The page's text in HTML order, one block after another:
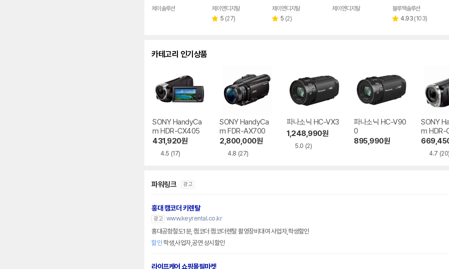
제이솔루션 제이엔디지탈
별 5 리
(27)
제이엔디지탈
별 5 리
(2)
제이엔디지탈
페이
블루텍솔루션
별 4.93 리
(103)
카테고리 인기상품
SONY HandyCa
m HDR-CX405
431,920원
4.5 (17)
SONY HandyCa
m FDR-AX700
2,800,000원
4.8 (27)
파나소닉 HC-VX3
1,248,990원
5.0 (2)
파나소닉 HC-V90
0
895,990원
SONY
m HDR-
4.7
파워링크 광고
홍대 캠코더 키렌탈
광고 www.keyrental.co.kr
홍대공항철도1분, 캠코더 캠코더렌탈 촬영장비대여 사업자,학생할인
할인 학생,사업자,공연 상시할인
라이프케어 쇼핑몰필마켓